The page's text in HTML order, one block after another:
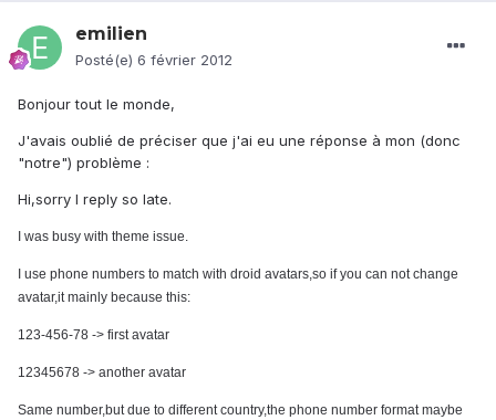
emilien
Posté(e) 6 février 2012
Bonjour tout le monde,
J'avais oublié de préciser que j'ai eu une réponse à mon (donc
"notre") problème :
Hi,sorry I reply so late.
I was busy with theme issue.
I use phone numbers to match with droid avatars,so if you can not change
avatar,it mainly because this:
123-456-78 -> first avatar
12345678 -> another avatar
Same number,but due to different country,the phone number format maybe